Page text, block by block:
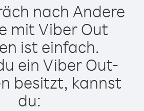
nach Andere
mit Viber Out
ist einfach.
ein Viber Out-
besitzt, kannst
du: